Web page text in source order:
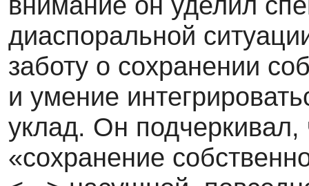
диаспоральной
заботу о сохранении
и умение
уклад. Он
«сохранение